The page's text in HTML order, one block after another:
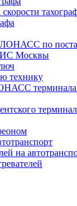
по
Москвы
технику
терминала
на